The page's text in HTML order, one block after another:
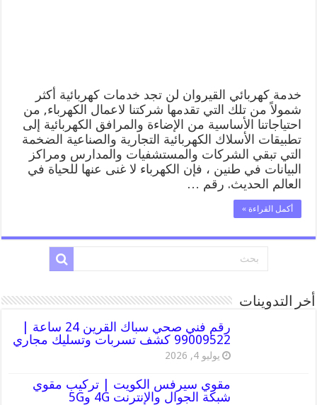
خدمة كهربائي القيروان لن تجد خدمات كهربائية أكثر
شمولاً من تلك التي تقدمها شركتنا لاعمال الكهرباء, من
احتياجاتنا الأساسية من الإضاءة والمرافق الكهربائية إلى
تطبيقات الأسلاك الكهربائية التجارية والصناعية الضخمة
التي تبقي الشركات والمستشفيات والمدارس ومراكز
البيانات في طنين ، فإن الكهرباء لا غنى عنها للحياة في
العالم الحديث. رقم …
أكمل القراءة »
أخر التدوينات
رقم فني صحي سباك القرين 24 ساعة |
99009522 كشف تسربات وتسليك مجاري
يوليو 4, 2026
مقوي سيرفس الكويت | تركيب مقوي
شبكة الجوال والإنترنت 4G و5G